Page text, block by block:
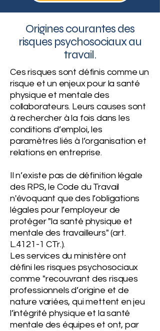
Origines courantes des
risques psychosociaux au
travail.
Ces risques sont définis comme un
risque et un enjeux pour la santé
physique et mentale des
collaborateurs. Leurs causes sont
à rechercher à la fois dans les
conditions d’emploi, les
paramètres liés à l’organisation et
relations en entreprise.
Il n’existe pas de définition légale
des RPS, le Code du Travail
n'évoquant que des l’obligations
légales pour l’employeur de
protéger "la santé physique et
mentale des travailleurs" (art.
L.4121-1 CTr.).
Les services du ministère ont
défini les risques psychosociaux
comme "recouvrant des risques
professionnels d’origine et de
nature variées, qui mettent en jeu
l’intégrité physique et la santé
mentale des équipes et ont, par